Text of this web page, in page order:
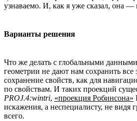
узнаваемо. И, как я уже сказал, она
Варианты решения
Что же делать с глобальными
геометрии не дают нам сохранить все
сохранение свойств, как для
по свойствам. И таких проекций
PROJ.4:wintri, «проекция Робинсона»
искажения, а неспециалисту, не видя
всего.